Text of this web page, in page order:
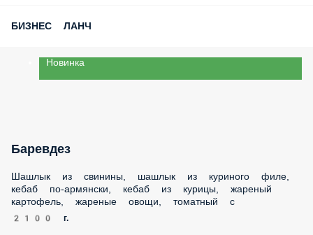
БИЗНЕС ЛАНЧ
Новинка
Баревдез
Шашлык из свинины, шашлык из куриного филе, кебаб по-
армянски, кебаб из курицы, жареный картофель, жареные
овощи, томатный с
2100 г.